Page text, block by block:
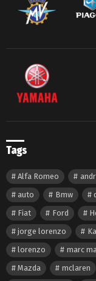
Tags
Alfa Romeo
auto
Bmw
Fiat
Ford
jorge lorenzo
lorenzo
marc
Mazda
mclaren